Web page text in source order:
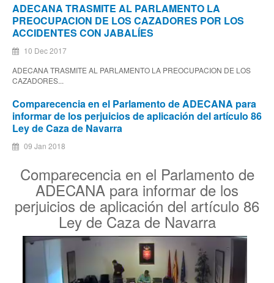
ADECANA TRASMITE AL PARLAMENTO LA
PREOCUPACION DE LOS CAZADORES POR LOS
ACCIDENTES CON JABALÍES
10 Dec 2017
ADECANA TRASMITE AL PARLAMENTO LA PREOCUPACION DE LOS
CAZADORES...
Comparecencia en el Parlamento de ADECANA para
informar de los perjuicios de aplicación del artículo 86
Ley de Caza de Navarra
09 Jan 2018
Comparecencia en el Parlamento de
ADECANA para informar de los
perjuicios de aplicación del artículo 86
Ley de Caza de Navarra